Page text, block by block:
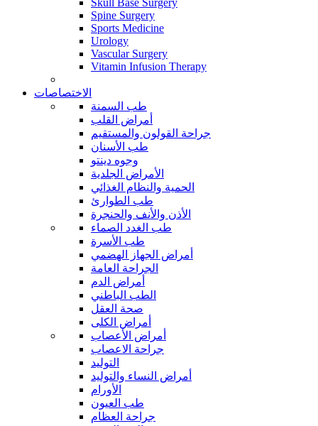
Spine Surgery
Sports Medicine
Urology
Vascular Surgery
Vitamin Infusion Therapy
الاختصاصات
طب السمنة
أمراض القلب
جراحة القولون والمستقيم
طب الأسنان
وجوه دينتو
الأمراض الجلدية
الحمية والنظام الغذائي
طب الطوارئ
الأذن والأنف والحنجرة
طب الغدد الصماء
طب الأسرة
أمراض الجهاز الهضمي
الجراحة العامة
أمراض الدم
الطب الباطني
صحة العقل
أمراض الكلى
أمراض الأعصاب
جراحة الاعصاب
التوليد
أمراض النساء والتوليد
الأورام
طب العيون
جراحة العظام